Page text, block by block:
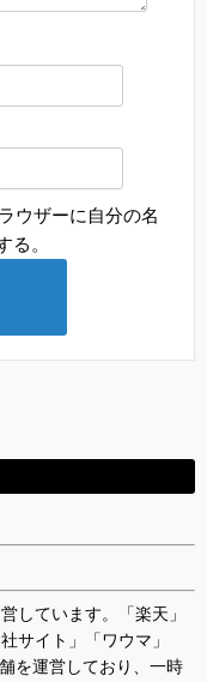
ウザーに自分の名
る。
しています。「楽天」
サイト」「ワウマ」
を運営しており、一時